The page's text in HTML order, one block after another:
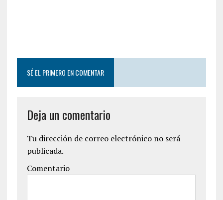
SÉ EL PRIMERO EN COMENTAR
Deja un comentario
Tu dirección de correo electrónico no será
publicada.
Comentario